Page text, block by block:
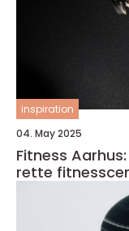
inspiration
04. May 2025
Fitness
rette